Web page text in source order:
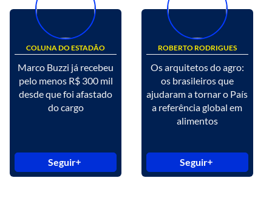
COLUNA DO ESTADÃO
Marco Buzzi já recebeu
pelo menos R$ 300 mil
desde que foi afastado
do cargo
Seguir
ROBERTO RODRIGUES
Os arquitetos do agro:
os brasileiros que
ajudaram a tornar o País
a referência global em
alimentos
Seguir